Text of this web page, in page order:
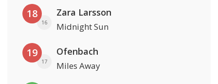
18
16
Zara Larsson
Midnight Sun
19
17
Ofenbach
Miles Away